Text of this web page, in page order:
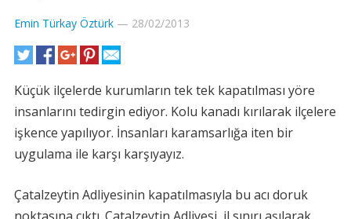
Emin Türkay Öztürk— 28/02/2013
Küçük ilçelerde kurumların tek tek kapatılması yöre
insanlarını tedirgin ediyor. Kolu kanadı kırılarak ilçelere
işkence yapılıyor. İnsanları karamsarlığa iten bir
uygulama ile karşı karşıyayız.
Çatalzeytin Adliyesinin kapatılmasıyla bu acı doruk